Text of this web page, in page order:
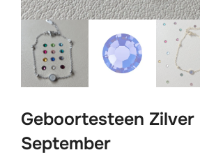
Geboortesteen Zilver |
September